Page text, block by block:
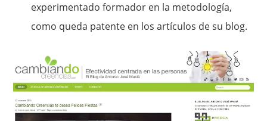
experimentado formador en la metodología,
como queda patente en los artículos de su blog.